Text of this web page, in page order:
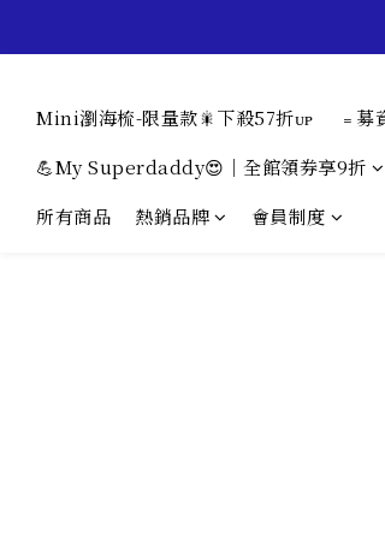
Mini瀏海梳-限量款🎇下殺57折ᴜᴘ
﹦募
💪My Superdaddy😍｜全館領券享9折
所有商品
熱銷品牌 會員制度